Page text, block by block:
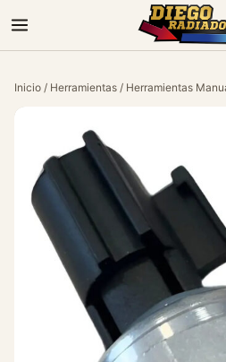
Inicio / Herramientas / Herramientas